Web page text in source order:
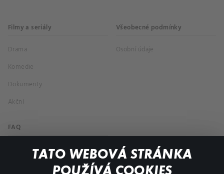
TATO WEBOVÁ STRÁNKA
POUŽÍVÁ COOKIES
Filmy a seriály
Drama
Komedie
Dokumenty
Akční
Všeobecné podmínky
Osobní údaje
FAQ
Můj účet
Důležité odkazy